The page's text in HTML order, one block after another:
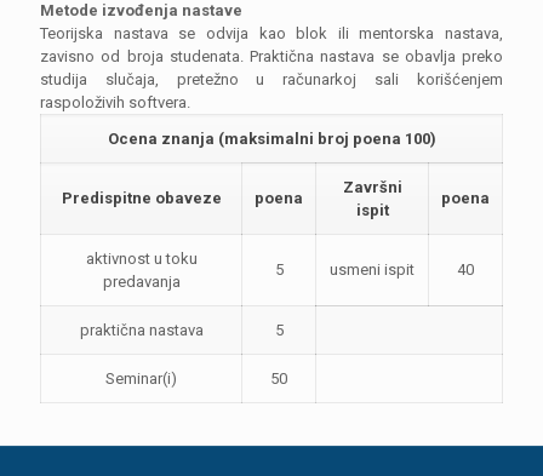
Metode izvođenja nastave
Teorijska nastava se odvija kao blok ili mentorska nastava,
zavisno od broja studenata. Praktična nastava se obavlja preko
studija slučaja, pretežno u računarkoj sali korišćenjem
raspoloživih softvera.
Ocena znanja (maksimalni broj poena 100)
Predispitne obaveze poena
Završni
ispit
poena
aktivnost u toku
predavanja
5 usmeni ispit 40
praktična nastava 5
Seminar(i) 50